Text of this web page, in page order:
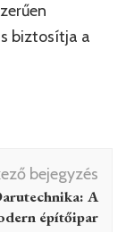
biztosítja a
bejegyzés
A
építőipar